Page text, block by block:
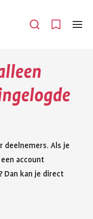
Open
Menu
deelnemers. Als je
account
Dan kan je direct